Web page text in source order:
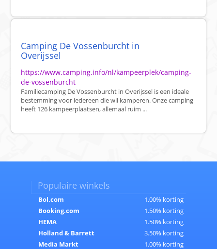
Camping De Vossenburcht in
Overijssel
https://www.camping.info/nl/kampeerplek/camping-
de-vossenburcht
Familiecamping De Vossenburcht in Overijssel is een ideale
bestemming voor iedereen die wil kamperen. Onze camping
heeft 126 kampeerplaatsen, allemaal ruim ...
Populaire winkels
Bol.com
1.00% korting
Booking.com
1.50% korting
HEMA
1.50% korting
Holland & Barrett
3.50% korting
Media Markt
1.00% korting